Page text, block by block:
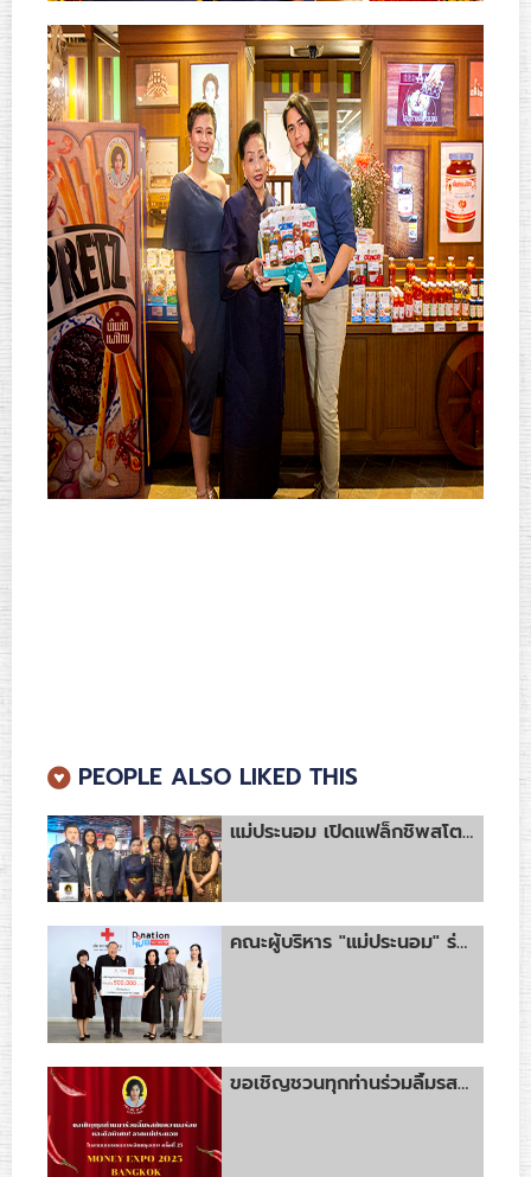
PEOPLE ALSO LIKED THIS
แม่ประนอม เปิดแฟล็กชิพสโตร์ ณ ไอคอนสยาม ชั้น G เป็นสาขาแรก
คณะผู้บริหาร "แม่ประนอม" ร่วมส่งมอบเงินบริจาคให้แก่สภากาชาดไทย จากการออกร้านจำหน่ายผลิตภัณฑ์ในงานกาชาดประจำปี 2568
ขอเชิญชวนทุกท่านร่วมลิ้มรสความอร่อยพร้อมดีลเด็ดจากสินค้าตราแม่ประนอม! ในงาน Money Expo 2025 Bangkok